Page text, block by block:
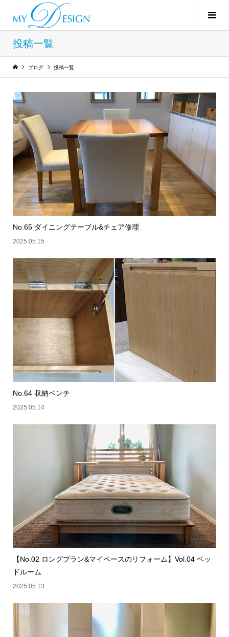
投稿一覧
ブログ 投稿一覧
No.65 ダイニングテーブル&チェア修理
2025.05.15
No.64 収納ベンチ
2025.05.14
【No.02 ロングプラン&マイペースのリフォーム】Vol.04 ベッ
ドルーム
2025.05.13